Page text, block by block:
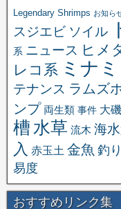
Legendary Shrimps お知ら
スジエビ ソイル
系 ニュース ヒメ
レコ系 ミナ
テナンス ラムズ
ンプ 両生類 事件 大磯
槽 水草 流木 海
入 赤玉土 金魚 釣り
易度
おすすめリンク集